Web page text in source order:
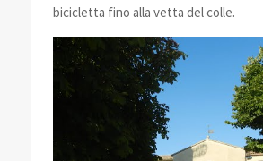
bicicletta fino alla vetta del colle.